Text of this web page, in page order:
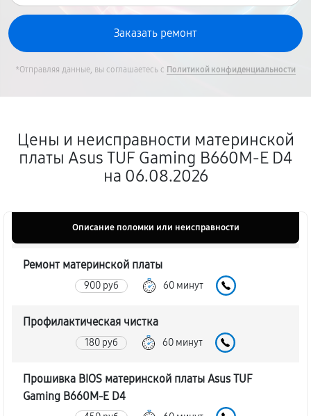
*Отправляя данные, вы соглашаетесь с Политикой конфиденциальности
Цены и неисправности материнской
платы Asus TUF Gaming B660M-E D4
на 06.08.2026
Описание поломки или неисправности
Ремонт материнской платы
900 руб 60 минут
Профилактическая чистка
180 руб 60 минут
Прошивка BIOS материнской платы Asus TUF
Gaming B660M-E D4